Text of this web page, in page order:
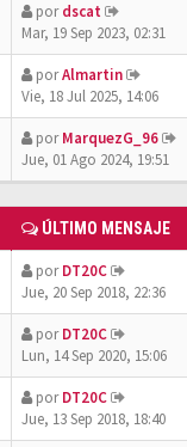
pordscat
Mar, 19 Sep 2023, 02:31
porAlmartin
Vie, 18 Jul 2025, 14:06
porMarquezG_96
Jue, 01 Ago 2024, 19:51
ÚLTIMO MENSAJE
porDT20C
Jue, 20 Sep 2018, 22:36
porDT20C
Lun, 14 Sep 2020, 15:06
porDT20C
Jue, 13 Sep 2018, 18:40